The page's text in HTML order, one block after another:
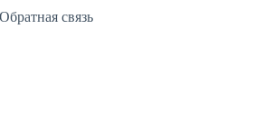
Обратная связь